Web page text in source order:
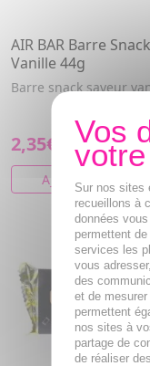
AIR BAR Barre Snack
Vanille 44g
Barre snack saveur
2,35€
AJOUTER AU
Sur nos sites
recueillons à
données
permettent
services les
vous
des
et de
permettent
nos sites à
partage de
de réaliser